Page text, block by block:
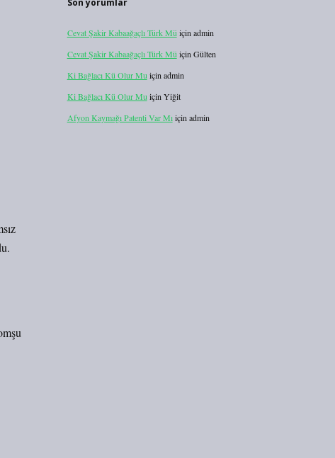
Son yorumlar
Cevat Şakir Kabaağaçlı Türk Mü için admin
Cevat Şakir Kabaağaçlı Türk Mü için Gülten
Ki Bağlacı Kü Olur Mu için admin
Ki Bağlacı Kü Olur Mu için Yiğit
Afyon Kaymağı Patenti Var Mıiçin admin